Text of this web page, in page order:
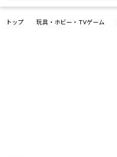
トップ 玩具・ホビー・TVゲーム